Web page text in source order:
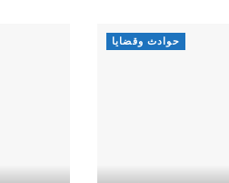
حوادث وقضايا